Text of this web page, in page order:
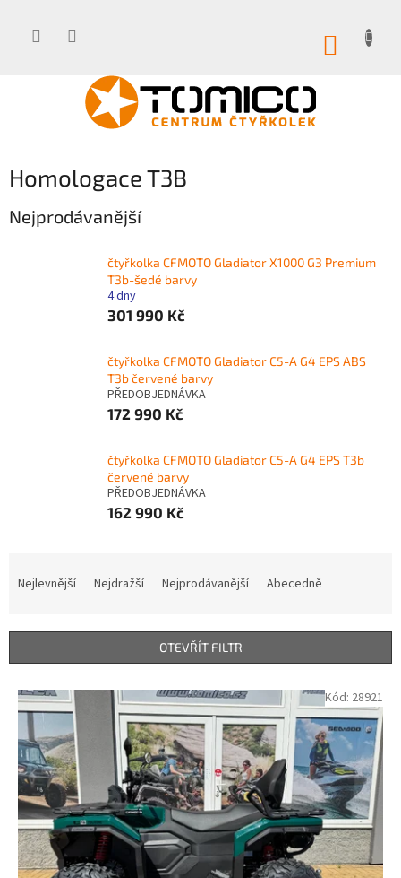
Homologace T3B
Nejprodávanější
čtyřkolka CFMOTO Gladiator X1000 G3 Premium
T3b-šedé barvy
4 dny
301 990 Kč
čtyřkolka CFMOTO Gladiator C5-A G4 EPS ABS
T3b červené barvy
PŘEDOBJEDNÁVKA
172 990 Kč
čtyřkolka CFMOTO Gladiator C5-A G4 EPS T3b
červené barvy
PŘEDOBJEDNÁVKA
162 990 Kč
í
Nejlevnější Nejdražší Nejprodávanější Abecedně
OTEVŘÍT FILTR
V
Kód: 28921